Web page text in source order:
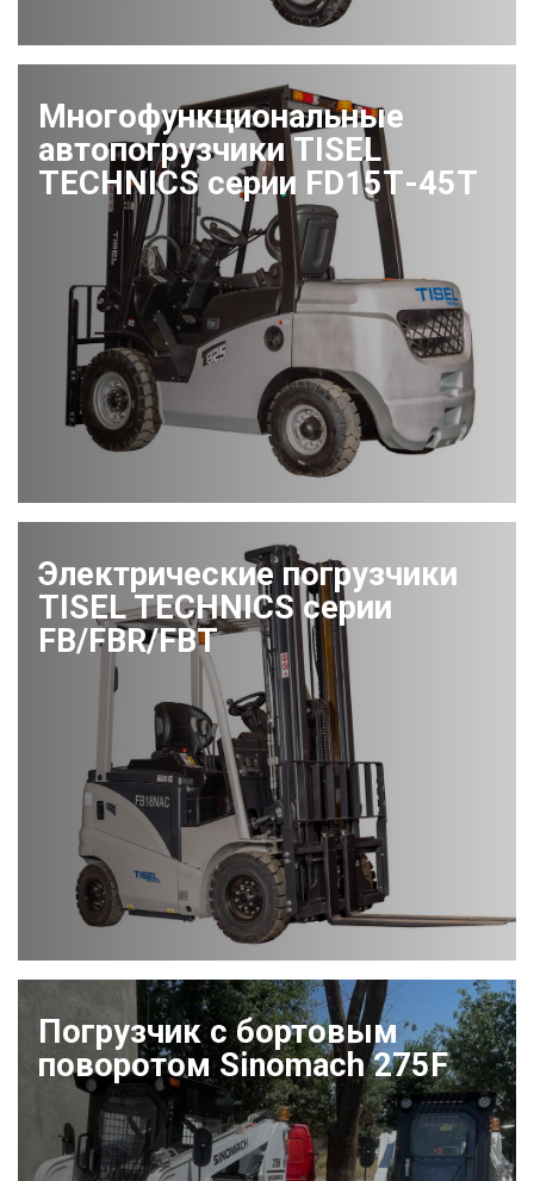
Многофункциональные
автопогрузчики TISEL
TECHNICS серии FD15Т-45Т
Электрические погрузчики
TISEL TECHNICS серии
FB/FBR/FBT
Погрузчик с бортовым
поворотом Sinomach 275F